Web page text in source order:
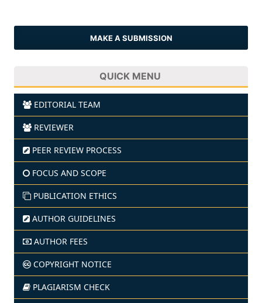
MAKE A SUBMISSION
QUICK MENU
EDITORIAL TEAM
REVIEWER
PEER REVIEW PROCESS
FOCUS AND SCOPE
PUBLICATION ETHICS
AUTHOR GUIDELINES
AUTHOR FEES
COPYRIGHT NOTICE
PLAGIARISM CHECK